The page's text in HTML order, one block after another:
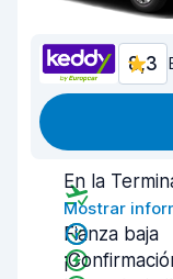
8,3
En la
Mostrar
Fianza baja